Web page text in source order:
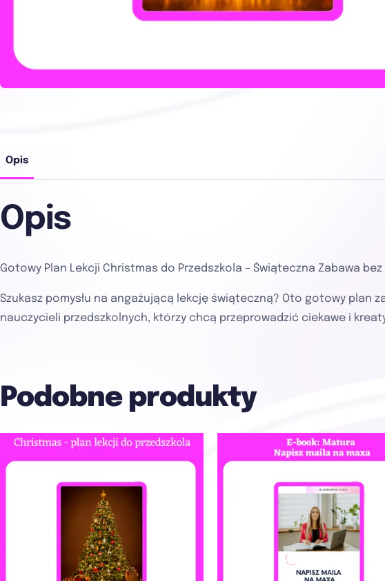
Opis
Opis
Gotowy Plan Lekcji Christmas do Przedszkola – Świąteczna Zabawa
Szukasz pomysłu na angażującą lekcję świąteczną? Oto gotowy plan
nauczycieli przedszkolnych, którzy chcą przeprowadzić ciekawe i
Podobne produkty